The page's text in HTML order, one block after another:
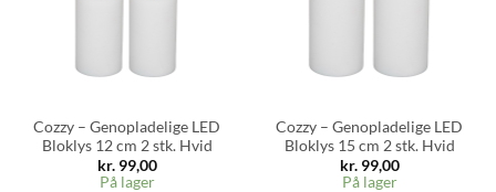
Cozzy – Genopladelige LED
Bloklys 12 cm 2 stk. Hvid
kr.99,00
På lager
Cozzy – Genopladelige LED
Bloklys 15 cm 2 stk. Hvid
kr.99,00
På lager